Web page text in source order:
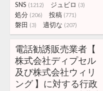
SNS (1212) ジュビロ (3)
処分 (206) 投稿 (771)
磐田 (3) 適切な (207)
電話勧誘販売業者【
株式会社ディプセル
及び株式会社ウィリ
ング 】に対する行政